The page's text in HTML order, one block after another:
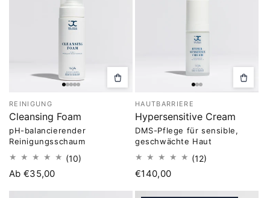
Optionen
auswählen
REINIGUNG
Cleansing Foam
pH-balancierender
Reinigungsschaum
(10)10
Normaler
Ab €35,00
In
den
HAUTBARRIERE
Hypersensitive Cream
DMS-Pflege für sensible,
geschwächte Haut
(12)12
Normaler
€140,00